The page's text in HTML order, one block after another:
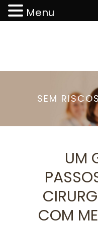
SEM
UM
COM
Menu